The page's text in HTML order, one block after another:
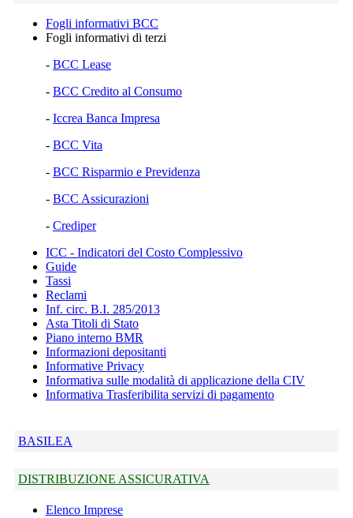
Fogli informativi BCC
Fogli informativi di terzi
- BCC Lease
- BCC Credito al Consumo
- Iccrea Banca Impresa
- BCC Vita
- BCC Risparmio e Previdenza
- BCC Assicurazioni
- Crediper
ICC - Indicatori del Costo Complessivo
Guide
Tassi
Reclami
Inf. circ. B.I. 285/2013
Asta Titoli di Stato
Piano interno BMR
Informazioni depositanti
Informative Privacy
Informativa sulle modalità di applicazione della CIV
Informativa Trasferibilita servizi di pagamento
BASILEA
DISTRIBUZIONE ASSICURATIVA
Elenco Imprese